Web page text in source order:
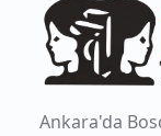
Ankara'da